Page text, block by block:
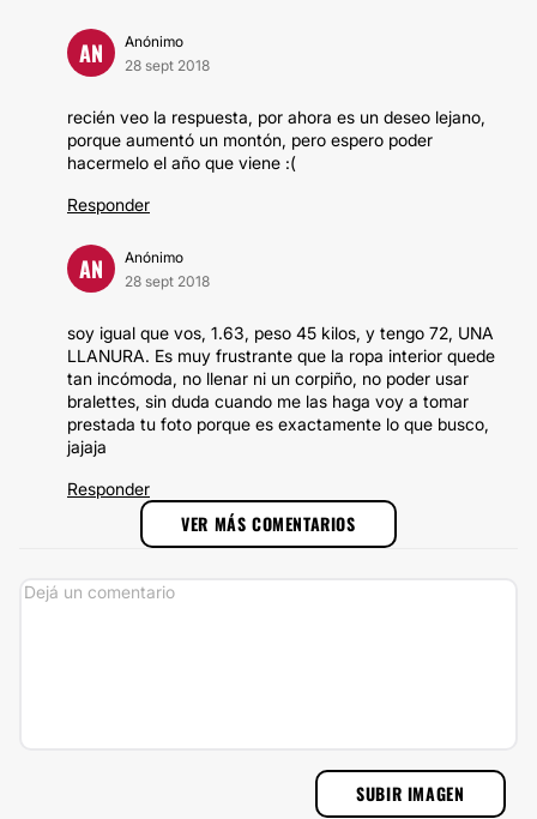
AN
Anónimo
28 sept 2018
recién veo la respuesta, por ahora es un deseo lejano,
porque aumentó un montón, pero espero poder
hacermelo el año que viene :(
Responder
AN
Anónimo
28 sept 2018
soy igual que vos, 1.63, peso 45 kilos, y tengo 72, UNA
LLANURA. Es muy frustrante que la ropa interior quede
tan incómoda, no llenar ni un corpiño, no poder usar
bralettes, sin duda cuando me las haga voy a tomar
prestada tu foto porque es exactamente lo que busco,
jajaja
Responder
VER MÁS COMENTARIOS
SUBIR IMAGEN